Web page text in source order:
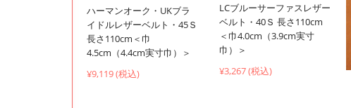
ハーマンオーク・UKブラ
イドルレザーベルト・45Ｓ
長さ110cm＜巾
4.5cm（4.4cm実寸巾）＞
¥9,119 (税込)
LCブルーサーファスレザー
ベルト・40Ｓ 長さ110cm
＜巾4.0cm（3.9cm実寸
巾）＞
¥3,267 (税込)